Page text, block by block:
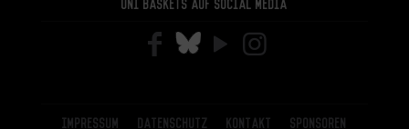
Uni Baskets auf Social Media
Impressum Datenschutz Kontakt Sponsoren